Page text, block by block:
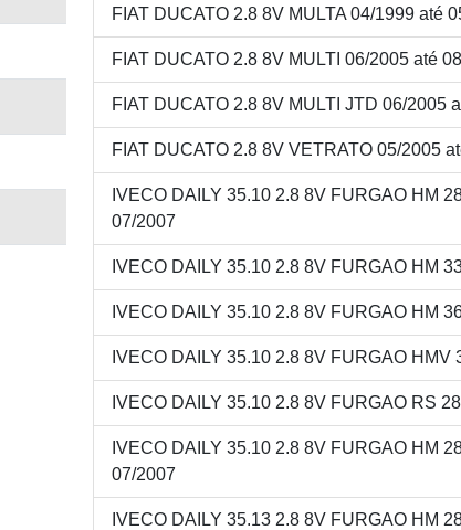
FIAT DUCATO 2.8 8V MULTA 04/1999 até
FIAT DUCATO 2.8 8V MULTI 06/2005 até
FIAT DUCATO 2.8 8V MULTI JTD 06/2005
FIAT DUCATO 2.8 8V VETRATO 05/2005
IVECO DAILY 35.10 2.8 8V FURGAO HM
07/2007
IVECO DAILY 35.10 2.8 8V FURGAO HM
IVECO DAILY 35.10 2.8 8V FURGAO HM
IVECO DAILY 35.10 2.8 8V FURGAO HMV
IVECO DAILY 35.10 2.8 8V FURGAO RS
IVECO DAILY 35.10 2.8 8V FURGAO HM
07/2007
IVECO DAILY 35.13 2.8 8V FURGAO HM